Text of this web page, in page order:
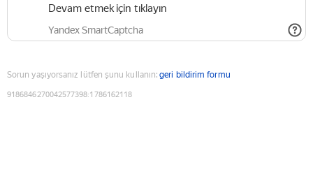
Devam etmek için tıklayın
Yandex SmartCaptcha
Sorun yaşıyorsanız lütfen şunu kullanın: geri bildirim formu
9186846270042577398:1786162118